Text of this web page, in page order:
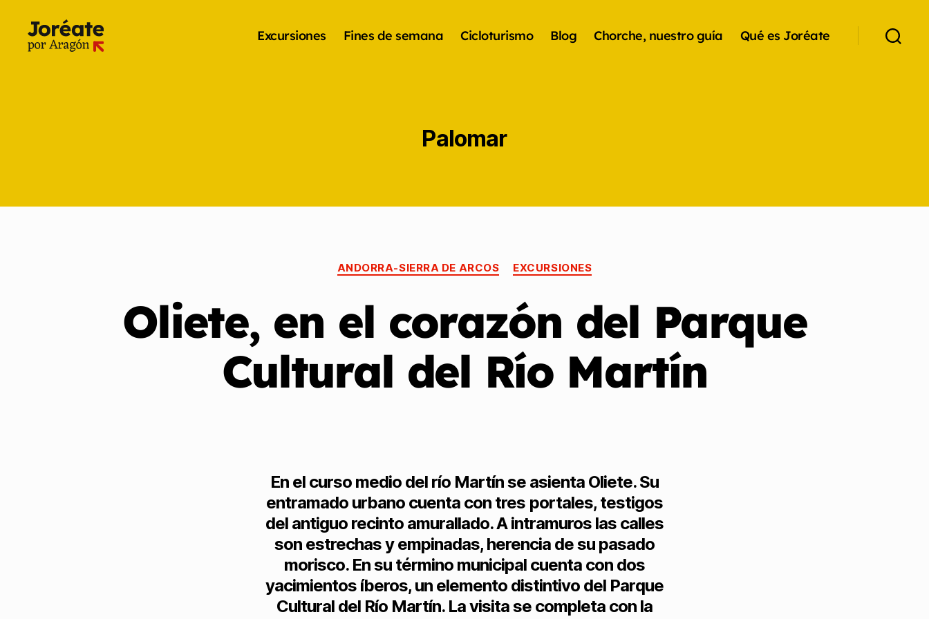
Excursiones Fines de semana Cicloturismo Blog Chorche, nuestro guía Qué es Joréate
Palomar
ANDORRA-SIERRA DE ARCOS EXCURSIONES
Oliete, en el corazón del Parque
Cultural del Río Martín
En el curso medio del río Martín se asienta Oliete. Su
entramado urbano cuenta con tres portales, testigos
del antiguo recinto amurallado. A intramuros las calles
son estrechas y empinadas, herencia de su pasado
morisco. En su término municipal cuenta con dos
yacimientos íberos, un elemento distintivo del Parque
Cultural del Río Martín. La visita se completa con la